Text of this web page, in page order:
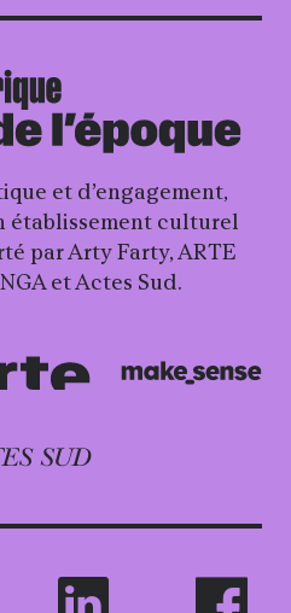
et d’engagement,
établissement culturel
par Arty Farty, ARTE
et Actes Sud.